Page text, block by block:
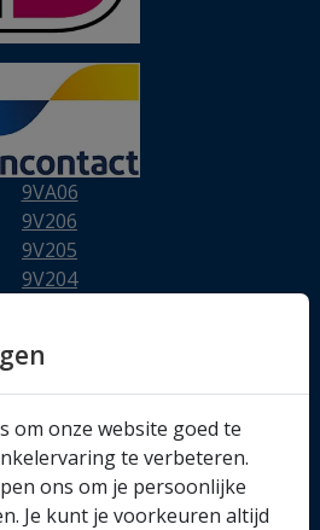
om onze website goed te
te verbeteren.
ons om je persoonlijke
Je kunt je voorkeuren altijd
9VA06
9V206
9V205
9V204
95519825
5001S
0001
0002
0001
5010S